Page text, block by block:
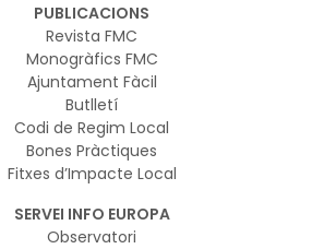
PUBLICACIONS
Revista FMC
Monogràfics FMC
Ajuntament Fàcil
Butlletí
Codi de Regim Local
Bones Pràctiques
Fitxes d’Impacte Local
SERVEI INFO EUROPA
Observatori